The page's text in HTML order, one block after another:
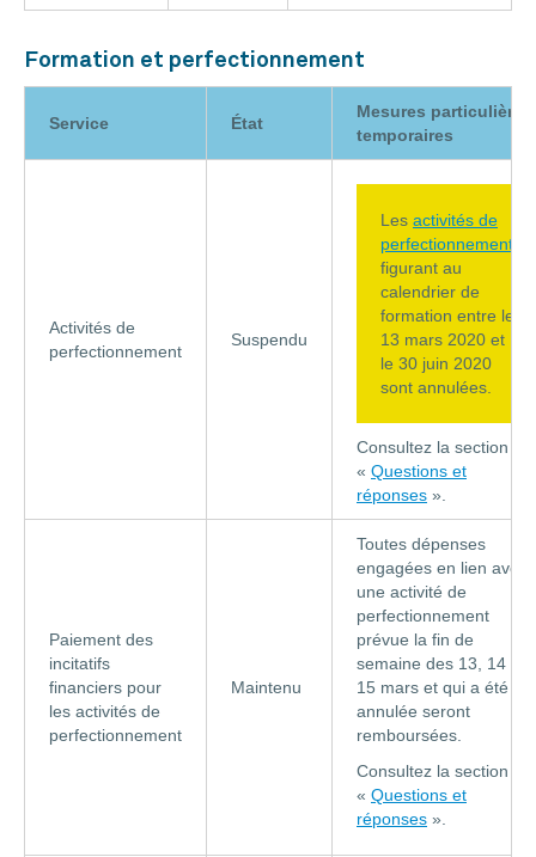
Formation et perfectionnement
Service État
Mesures particulières
temporaires
Activités de
perfectionnement
Suspendu
Les activités de
perfectionnement
figurant au
calendrier de
formation entre le
13 mars 2020 et
le 30 juin 2020
sont annulées.
Consultez la section
« Questions et
réponses ».
Paiement des
incitatifs
financiers pour
les activités de
perfectionnement
Maintenu
Toutes dépenses
engagées en lien avec
une activité de
perfectionnement
prévue la fin de
semaine des 13, 14 et
15 mars et qui a été
annulée seront
remboursées.
Consultez la section
« Questions et
réponses ».